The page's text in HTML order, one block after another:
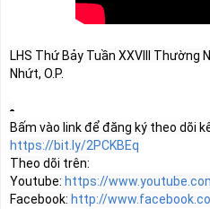
LHS Thứ Bảy Tuần XXVIII Thường
Nhứt, O.P.
-
Bấm vào link để đăng ký theo dõi
https://bit.ly/2PCKBEq
Theo dõi trên:
Youtube: https://
Facebook: http://